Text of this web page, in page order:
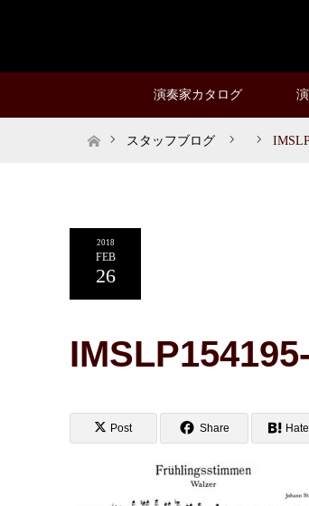
演奏家カタログ
ホームスタッフブログ
2018
FEB
26
Post Share